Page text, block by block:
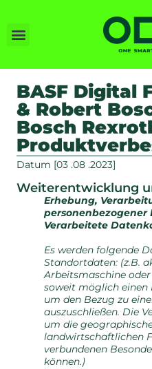
BASF Digital
& Robert
Bosch
Datum [03 .08 .2023]
Weiterentwicklung
Erhebung,
personenbezogener
Verarbeitete
Es werden folgende
Standortdaten: (z.B.
Arbeitsmaschine
soweit möglich einen
um den Bezug zu
auszuschließen. Die
um die
landwirtschaftlichen
verbundenen
können.)